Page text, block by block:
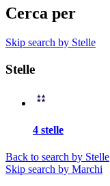
Cerca per
Skip search by Stelle
Stelle
4 stelle
Back to search by Stelle
Skip search by Marchi